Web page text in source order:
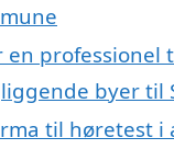
en professionel
byer til
til høretest i